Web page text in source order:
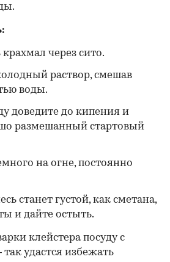
крахмал через сито.
раствор, смешав
воды.
доведите до кипения и
размешанный стартовый
на огне, постоянно
станет густой, как сметана,
и дайте остыть.
клейстера посуду с
удастся избежать